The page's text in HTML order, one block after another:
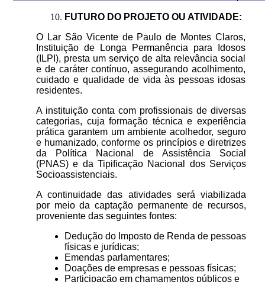
FUTURO DO PROJETO OU ATIVIDADE:
O Lar São Vicente de Paulo de Montes Claros,
Instituição de Longa Permanência para Idosos
(ILPI), presta um serviço de alta relevância social
e de caráter contínuo, assegurando acolhimento,
cuidado e qualidade de vida às pessoas idosas
residentes.
A instituição conta com profissionais de diversas
categorias, cuja formação técnica e experiência
prática garantem um ambiente acolhedor, seguro
e humanizado, conforme os princípios e diretrizes
da Política Nacional de Assistência Social
(PNAS) e da Tipificação Nacional dos Serviços
Socioassistenciais.
A continuidade das atividades será viabilizada
por meio da captação permanente de recursos,
proveniente das seguintes fontes:
Dedução do Imposto de Renda de pessoas
físicas e jurídicas;
Emendas parlamentares;
Doações de empresas e pessoas físicas;
Participação em chamamentos públicos e